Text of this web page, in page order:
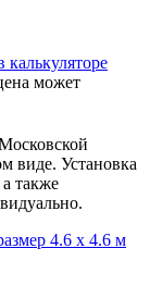
калькуляторе
может
виде. Установка
также
4.6 х 4.6 м